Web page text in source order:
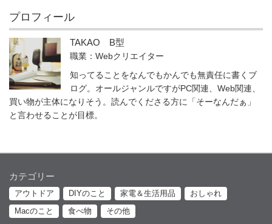
プロフィール
TAKAO B型
職業：Webクリエイター
知ってることをなんでもかんでも無責任に書くブ
ログ。オールジャンルですがPC関連、Web関連、
買い物が主体になりそう。読んでくださる方に「そーなんだぁ」
と言わせることが目標。
カテゴリー
アウトドア DIYのこと 家電＆生活用品
おしゃれ
Macのこと
食べ物 その他